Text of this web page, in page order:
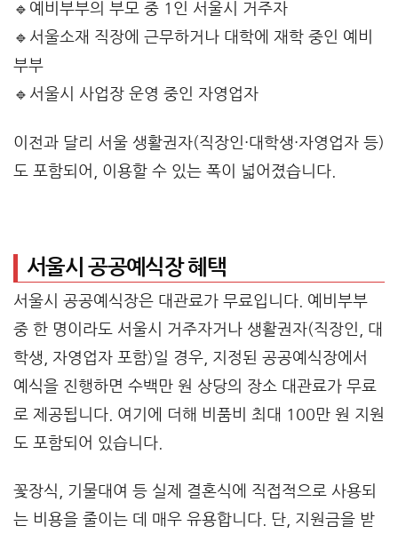
🔹예비부부의 부모 중 1인 서울시 거주자
🔹서울소재 직장에 근무하거나 대학에 재학 중인 예비
부부
🔹서울시 사업장 운영 중인 자영업자
이전과 달리 서울 생활권자(직장인·대학생·자영업자 등)
도 포함되어, 이용할 수 있는 폭이 넓어졌습니다.
서울시 공공예식장 혜택
서울시 공공예식장은 대관료가 무료입니다. 예비부부
중 한 명이라도 서울시 거주자거나 생활권자(직장인, 대
학생, 자영업자 포함)일 경우, 지정된 공공예식장에서
예식을 진행하면 수백만 원 상당의 장소 대관료가 무료
로 제공됩니다. 여기에 더해 비품비 최대 100만 원 지원
도 포함되어 있습니다.
꽃장식, 기물대여 등 실제 결혼식에 직접적으로 사용되
는 비용을 줄이는 데 매우 유용합니다. 단, 지원금을 받